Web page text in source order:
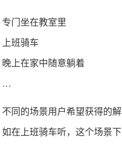
专门坐在教室里
上班骑车
晚上在家中随意躺着
…
不同的场景用户希望获得的
如在上班骑车听，这个场景